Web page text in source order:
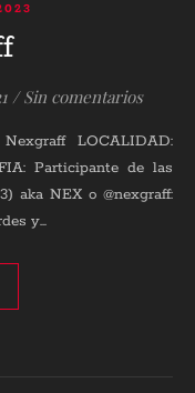
/ Sin comentarios
Participante de las
aka NEX o @nexgraff:
y…